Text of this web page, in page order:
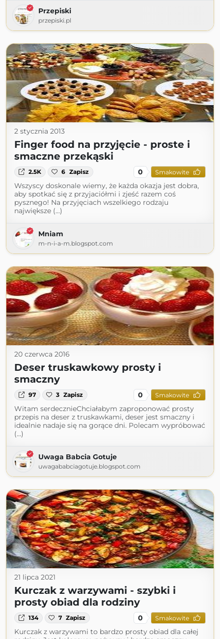
Przepiski
przepiski.pl
2 stycznia 2013
Finger food na przyjęcie - proste i
smaczne przekąski
2.5K 6 Zapisz 0 Smakowite
Wszyscy doskonale wiemy, że każda okazja jest dobra,
aby spotkać się z przyjaciółmi i zjeść razem coś
pysznego! Na przyjęciach wszelkiego rodzaju
największe (...)
Mniam
m-n-i-a-m.blogspot.com
20 czerwca 2016
Deser truskawkowy prosty i
smaczny
97 3 Zapisz 0 Smakowite
Witam serdecznieChciałabym zaproponować prosty
przepis na deser z truskawkami, deser jest smaczny i
idealnie nadaje się na gorące dni. Polecam wypróbować
(...)
Uwaga Babcia Gotuje
uwagababciagotuje.blogspot.com
21 lipca 2021
Kurczak z warzywami - szybki i
prosty obiad dla rodziny
134 7 Zapisz 0 Smakowite
Kurczak z warzywami to bardzo prosty obiad dla całej